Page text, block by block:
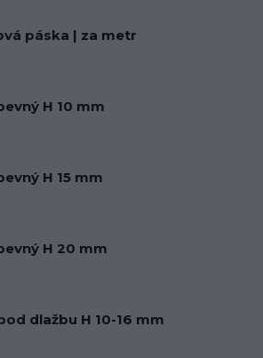
páska | za metr
H 10 mm
H 15 mm
H 20 mm
dlažbu H 10-16 mm